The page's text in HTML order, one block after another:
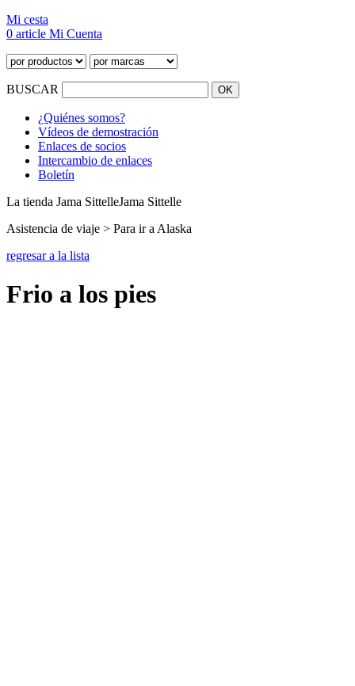
Mi cesta
0 article Mi Cuenta
BUSCAR
¿Quiénes somos?
Vídeos de demostración
Enlaces de socios
Intercambio de enlaces
Boletín
La tienda Jama SittelleJama Sittelle
Asistencia de viaje > Para ir a Alaska
regresar a la lista
Frio a los pies